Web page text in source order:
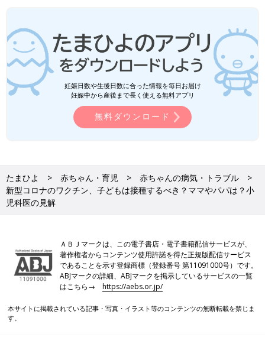
妊娠日数や生後日数に合った情報を毎日お届け
妊娠中から産後まで長く使える無料アプリ
無料ダウンロード
たまひよ 赤ちゃん・育児
赤ちゃんの病気・トラブル
新型コロナのワクチン、子どもは接種するべき？ママやパパは？小
児科医の見解
ＡＢＪマークは、この電子書店・電子書籍配信サービスが、
著作権者からコンテンツ使用許諾を得た正規版配信サービス
であることを示す登録商標（登録番号 第11091000号）です。
ABJマークの詳細、ABJマークを掲示しているサービスの一覧
はこちら→https://aebs.or.jp/
本サイトに掲載されている記事・写真・イラスト等のコンテンツの無断転載を禁じま
す。